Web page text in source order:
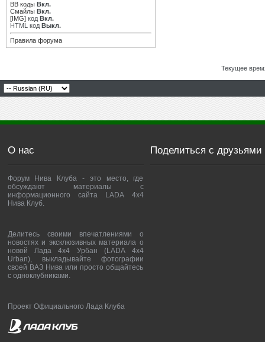
BB коды Вкл.
Смайлы Вкл.
[IMG] код Вкл.
HTML код Выкл.
Правила форума
Текущее
О нас
Форум Нива Клуба - это место, где
обсуждают материалы с
информационного сайта LADA 4x4
Нива Клуб.
Делитесь своими впечатлениями о
новостях и эксклюзивных материала о
новой Лада 4х4 Урбан (LADA 4x4
Urban), выкладывайте фотографии
своей ВАЗ Нива или просто общайтесь
с одноклубниками.
Проект Официального Лада Клуба
Поделиться с друзьями